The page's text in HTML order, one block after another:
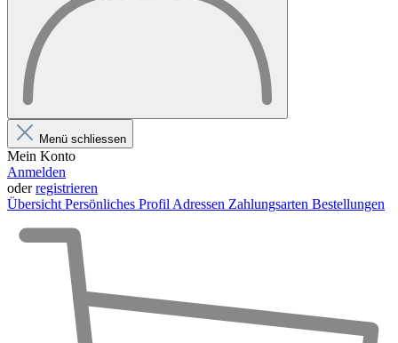
Menü schliessen
Mein Konto
Anmelden
oderregistrieren
Übersicht Persönliches Profil Adressen Zahlungsarten Bestellungen